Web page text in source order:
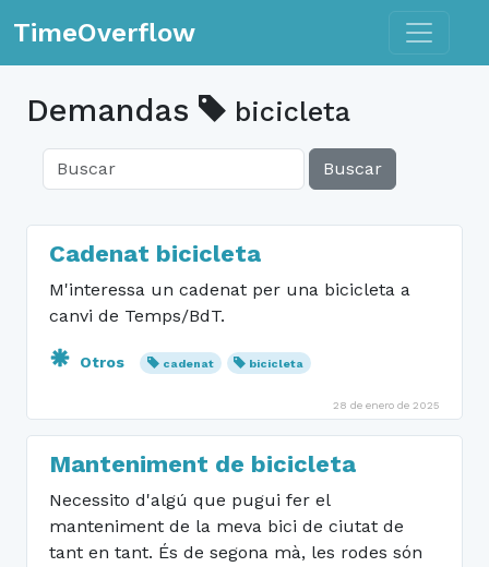
TimeOverflow Toggle
Demandas bicicleta
Buscar
Cadenat bicicleta
M'interessa un cadenat per una bicicleta a
canvi de Temps/BdT.
Otros cadenat bicicleta
28 de enero de 2025
Manteniment de bicicleta
Necessito d'algú que pugui fer el
manteniment de la meva bici de ciutat de
tant en tant. És de segona mà, les rodes són